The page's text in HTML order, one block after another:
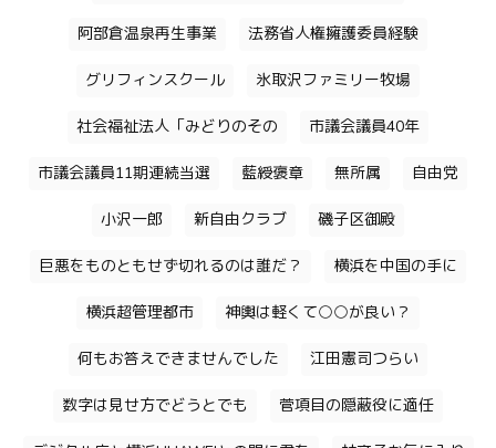
阿部倉温泉再生事業 法務省人権擁護委員経験
グリフィンスクール 氷取沢ファミリー牧場
社会福祉法人「みどりのその 市議会議員40年
市議会議員11期連続当選 藍綬褒章 無所属 自由党
小沢一郎 新自由クラブ 磯子区御殿
巨悪をものともせず切れるのは誰だ？ 横浜を中国の手に
横浜超管理都市 神輿は軽くて○○が良い？
何もお答えできませんでした 江田憲司つらい
数字は見せ方でどうとでも 菅項目の隠蔽役に適任